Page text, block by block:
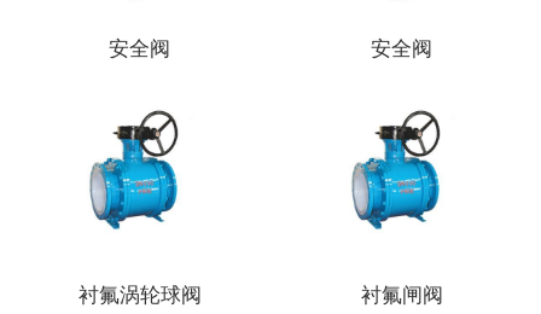
安全阀 安全阀
衬氟涡轮球阀 衬氟闸阀